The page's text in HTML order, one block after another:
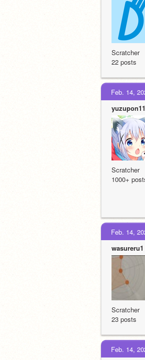
Scratcher
22 posts
Feb. 14,
Scratcher
1000+
Feb. 14,
wasureru1
Scratcher
23 posts
Feb. 14,